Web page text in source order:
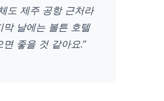
도 제주 공항 근처라
막 날에는 볼튼 호텔
면 좋을 것 같아요.”